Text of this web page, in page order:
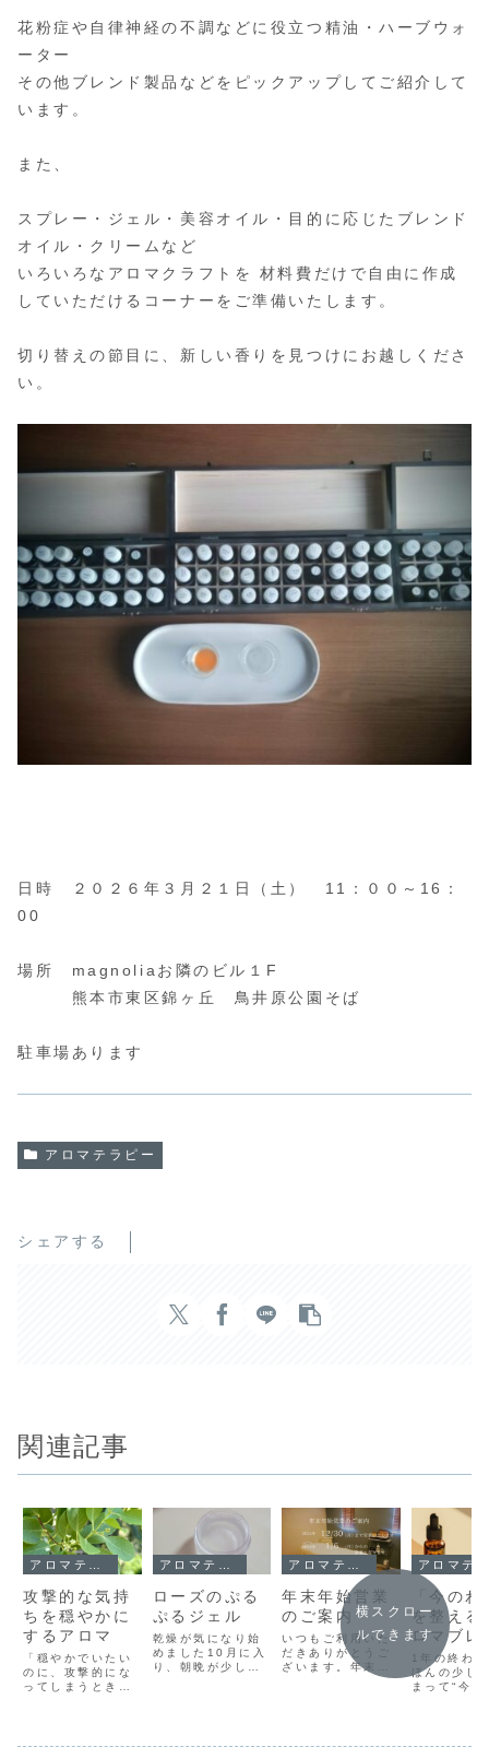
花粉症や自律神経の不調などに役立つ精油・ハーブウォ
ーター
その他ブレンド製品などをピックアップしてご紹介して
います。
また、
スプレー・ジェル・美容オイル・目的に応じたブレンド
オイル・クリームなど
いろいろなアロマクラフトを 材料費だけで自由に作成
していただけるコーナーをご準備いたします。
切り替えの節目に、新しい香りを見つけにお越しくださ
い。
日時 ２０２６年３月２１日（土） 11：００～16：
00
場所 magnoliaお隣のビル１F
熊本市東区錦ヶ丘 鳥井原公園そば
駐車場あります
アロマテラピー
シェアする
関連記事
攻撃的な気持
ちを穏やかに
するアロマ
「穏やかでいたい
のに、攻撃的にな
ってしまうとき
ローズのぷる
ぷるジェル
乾燥が気になり始
めました10月に入
り、朝晩が少し冷
年末年始営業
のご案内
いつもご利用いた
だきありがとうご
ざいます。年末年
始の営業につきま
「今の
を整える
ロマブレ
オイル作
1年の終わ
ほんの少し
まって“今
横スクロー
ルできます